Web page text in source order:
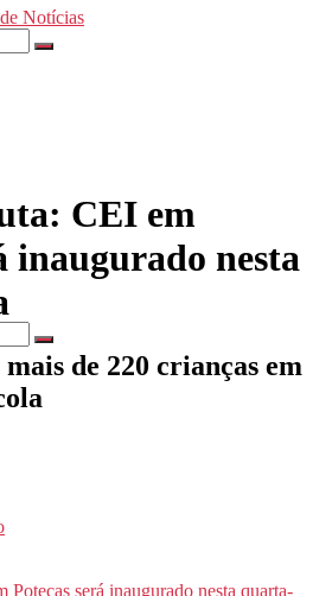
CEI em
inaugurado nesta
de 220 crianças em